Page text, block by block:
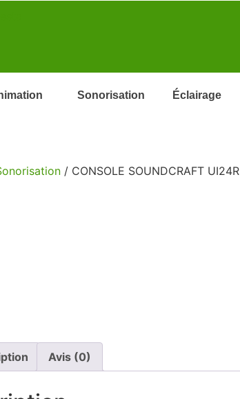
Sonorisation Éclairage
/ CONSOLE SOUNDCRAFT UI24R
Avis (0)